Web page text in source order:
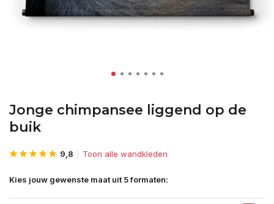
Jonge chimpansee liggend op de
buik
9,8 Toon alle wandkleden
Kies jouw gewenste maat uit 5 formaten: